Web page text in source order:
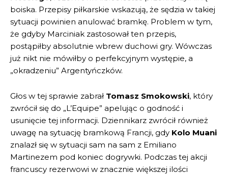
boiska. Przepisy piłkarskie wskazują, że sędzia w takiej
sytuacji powinien anulować bramkę. Problem w tym,
że gdyby Marciniak zastosował ten przepis,
postąpiłby absolutnie wbrew duchowi gry. Wówczas
już nikt nie mówiłby o perfekcyjnym występie, a
„okradzeniu” Argentyńczków.
Głos w tej sprawie zabrał Tomasz Smokowski, który
zwrócił się do „L’Equipe” apelując o godność i
usunięcie tej informacji. Dziennikarz zwrócił również
uwagę na sytuację bramkową Francji, gdy Kolo Muani
znalazł się w sytuacji sam na sam z Emiliano
Martinezem pod koniec dogrywki. Podczas tej akcji
francuscy rezerwowi w znacznie większej ilości